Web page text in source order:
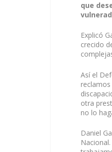
que
Explicó
crecido
Así el
otra
no lo
Daniel